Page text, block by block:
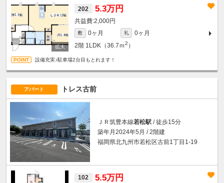
202 5.3万円
2,000円
敷 0ヶ月 礼
0ヶ月
2階 1LDK（36.7ｍ2 ）
設備充実♪駐車場2台目もとれます！
アパート トレス古前
ＪＲ筑豊本線若松駅 / 徒歩15分
築年月2024年5月 / 2階建
福岡県北九州市若松区古前1丁目1-19
102 5.5万円